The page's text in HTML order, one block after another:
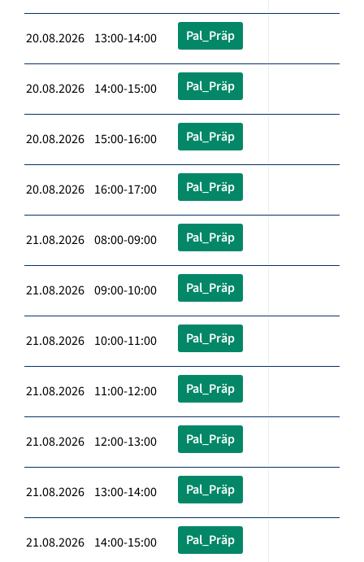
20.08.2026 13:00-14:00 Pal_Präp
20.08.2026 14:00-15:00 Pal_Präp
20.08.2026 15:00-16:00 Pal_Präp
20.08.2026 16:00-17:00 Pal_Präp
21.08.2026 08:00-09:00 Pal_Präp
21.08.2026 09:00-10:00 Pal_Präp
21.08.2026 10:00-11:00 Pal_Präp
21.08.2026 11:00-12:00 Pal_Präp
21.08.2026 12:00-13:00 Pal_Präp
21.08.2026 13:00-14:00 Pal_Präp
21.08.2026 14:00-15:00 Pal_Präp